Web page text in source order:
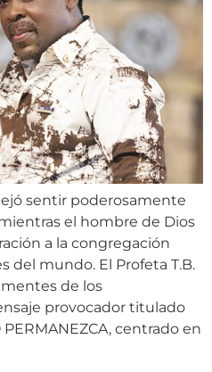
sentir poderosamente
el hombre de Dios
a la congregación
del mundo. El Profeta T.B.
de los
provocador titulado
PERMANEZCA, centrado en